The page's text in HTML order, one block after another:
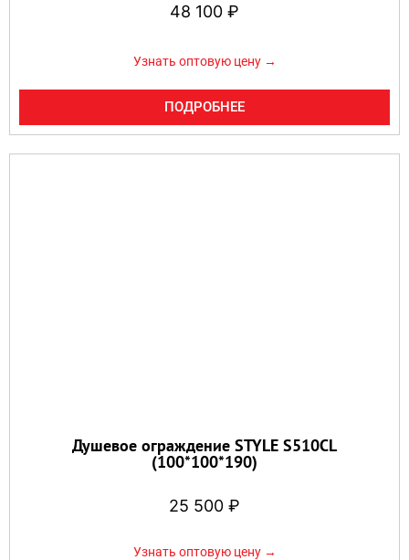
48 100 ₽
Узнать оптовую цену →
ПОДРОБНЕЕ
Душевое ограждение STYLE S510CL
(100*100*190)
25 500 ₽
Узнать оптовую цену →